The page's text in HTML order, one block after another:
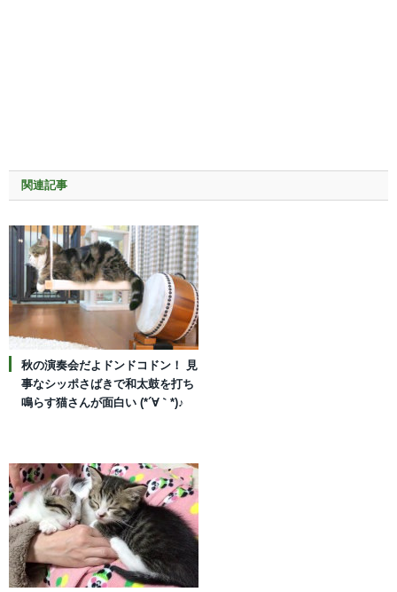
関連記事
秋の演奏会だよドンドコドン！ 見
事なシッポさばきで和太鼓を打ち
鳴らす猫さんが面白い (*´∀｀*)♪